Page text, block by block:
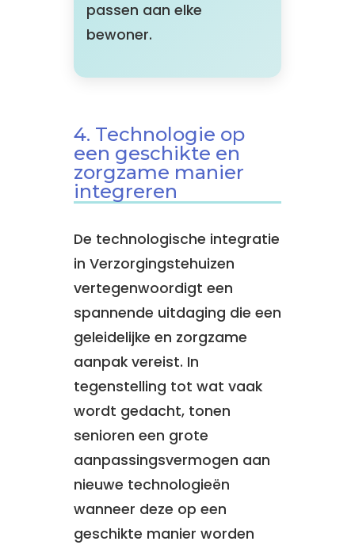
passen aan elke
bewoner.
4. Technologie op
een geschikte en
zorgzame manier
integreren
De technologische integratie
in Verzorgingstehuizen
vertegenwoordigt een
spannende uitdaging die een
geleidelijke en zorgzame
aanpak vereist. In
tegenstelling tot wat vaak
wordt gedacht, tonen
senioren een grote
aanpassingsvermogen aan
nieuwe technologieën
wanneer deze op een
geschikte manier worden